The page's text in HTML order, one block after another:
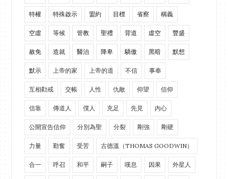
特權 特殊啟示 盟約 目標 省察 稱義
空虛 等候 管教 聖禮 背道 虛空 豐盛
赦免 造就 醫治 降卑 驕傲 黑暗 默想
默示 上帝的家 上帝的道 不信 事奉
互相勸戒 交帳 人性 仇敵 仰望 信仰
信靠 傳道人 僕人 充足 先見 內心
公開宣告信仰 分別為聖 分裂 剛強 剛硬
力量 勤奮 受苦 古德溫（THOMAS GOODWIN）
合一 呼召 和平 嗣子 嘆息 因果 外星人